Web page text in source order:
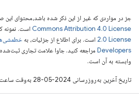
جز در مواردی که غیر از این ذکر شده باشد،‌محتوای
Commons Attribution 4.0 License است. نمونه
2.0 License است. برای اطلاع از جزئیات، به
Developers‏
وابسته به آن است.
تاریخ آخرین به‌روزرسانی 2024-05-28 به‌وقت ساعت هماهنگ جهانی.